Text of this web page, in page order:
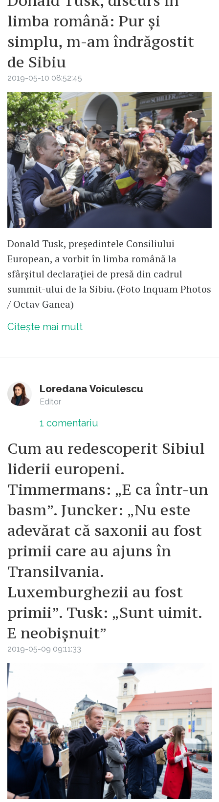
limba română: Pur și
simplu, m-am îndrăgostit
de Sibiu
2019-05-10 08:52:45
Donald Tusk, preşedintele Consiliului
European, a vorbit în limba română la
sfârșitul declarației de presă din cadrul
summit-ului de la Sibiu. (Foto Inquam Photos
/ Octav Ganea)
Citește mai mult
Loredana Voiculescu
Editor
1 comentariu
Cum au redescoperit Sibiul
liderii europeni.
Timmermans: „E ca într-un
basm”. Juncker: „Nu este
adevărat că saxonii au fost
primii care au ajuns în
Transilvania.
Luxemburghezii au fost
primii”. Tusk: „Sunt uimit.
E neobișnuit”
2019-05-09 09:11:33